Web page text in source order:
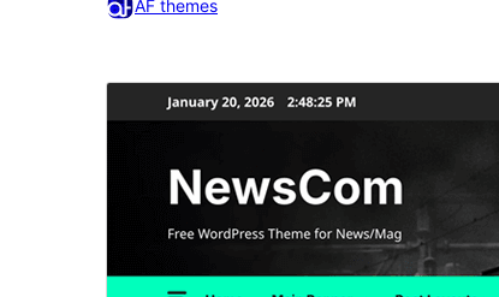
AF themes